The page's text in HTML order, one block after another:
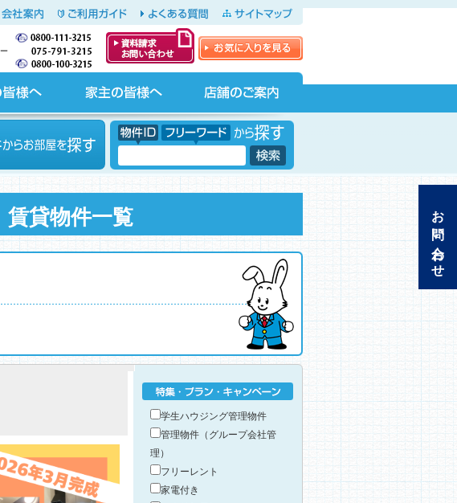
案内 ご利用ガイド よくある質問 サイトマップ
資料請求・お問
い合わせ
屋を探す
物件ID フリーワードから探す
貸物件一覧
学生ハウジング管理物件
管理物件（グループ会社管
理）
フリーレント
家電付き
お問い合わせ